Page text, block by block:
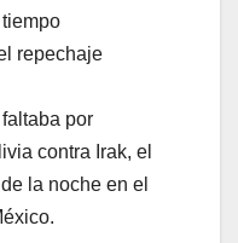
repechaje
por
contra Irak, el
la noche en el